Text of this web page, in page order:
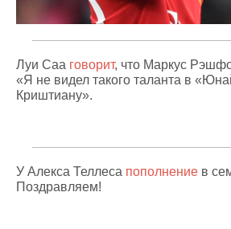
Луи Саа говорит, что Маркус
«Я не видел такого таланта в
Криштиану».
У Алекса Теллеса пополнение в
Поздравляем!